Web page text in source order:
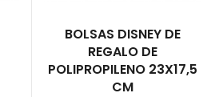
BOLSAS DISNEY DE
REGALO DE
POLIPROPILENO 23X17,5
CM